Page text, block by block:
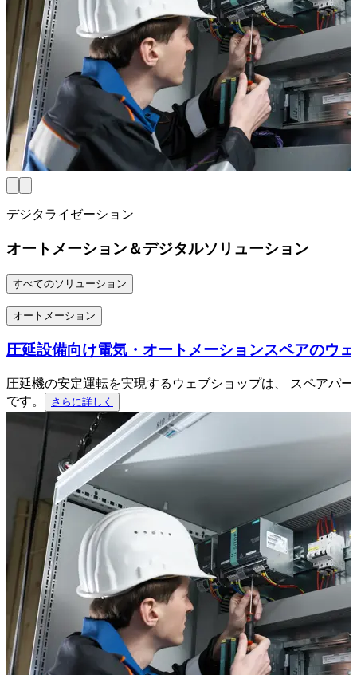
デジタライゼーション
オートメーション＆デジタルソリューション
すべてのソリューション
オートメーション
圧延設備向け電気・オートメーションスペアのウ
圧延機の安定運転を実現するウェブショップは、 スペアパ
です。
さらに詳しく